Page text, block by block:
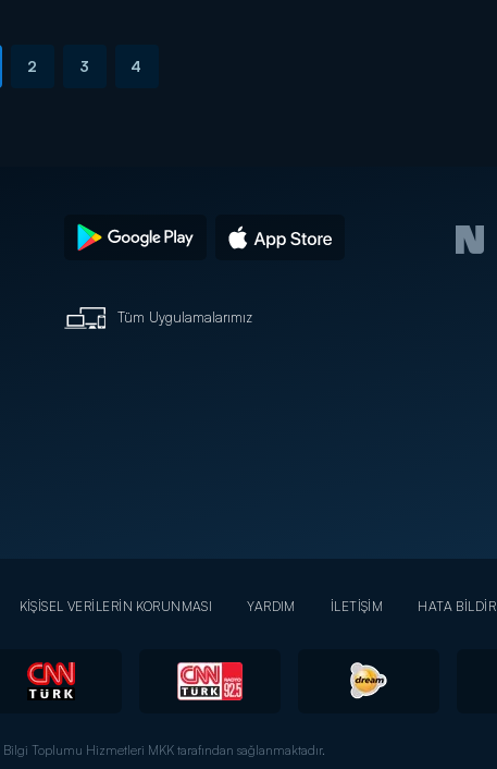
2 3 4
Tüm Uygulamalarımız
KİŞİSEL VERİLERİN KORUNMASI YARDIM İLETİŞİM HATA BİLDİR
Bilgi Toplumu Hizmetleri MKK tarafından sağlanmaktadır.